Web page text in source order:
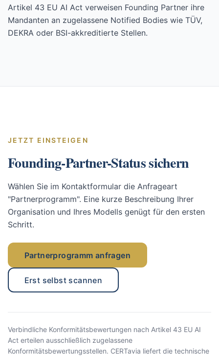
Artikel 43 EU AI Act verweisen Founding Partner ihre
Mandanten an zugelassene Notified Bodies wie TÜV,
DEKRA oder BSI-akkreditierte Stellen.
JETZT EINSTEIGEN
Founding-Partner-Status sichern
Wählen Sie im Kontaktformular die Anfrageart
"Partnerprogramm". Eine kurze Beschreibung Ihrer
Organisation und Ihres Modells genügt für den ersten
Schritt.
Partnerprogramm anfragen
Erst selbst scannen
Verbindliche Konformitätsbewertungen nach Artikel 43 EU AI
Act erteilen ausschließlich zugelassene
Konformitätsbewertungsstellen. CERTavia liefert die technische